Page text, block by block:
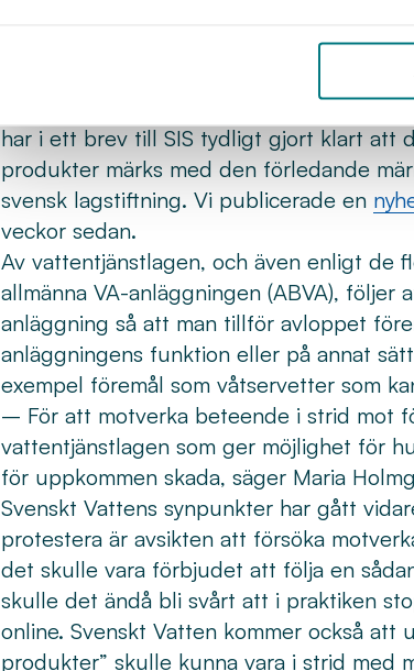
med förpackningar som omnämner dem
problem att förvärras ytterligare
lägger grunden till en internationell
har i ett brev till SIS tydligt gjort klart att
produkter märks med den förledande
svensk lagstiftning. Vi publicerade en
veckor sedan.
Av vattentjänstlagen, och även enligt de
allmänna VA-anläggningen (ABVA),
anläggning så att man tillför avloppet
anläggningens funktion eller på annat
exempel föremål som våtservetter som
– För att motverka beteende i strid mot
vattentjänstlagen som ger möjlighet för
för uppkommen skada, säger Maria
Svenskt Vattens synpunkter har gått
protestera är avsikten att försöka
det skulle vara förbjudet att följa en
skulle det ändå bli svårt att i praktiken
online. Svenskt Vatten kommer också att
produkter” skulle kunna vara i strid med